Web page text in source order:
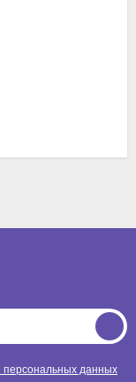
персональных данных